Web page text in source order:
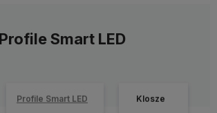
Profile Smart LED
Profile Smart LED Klosze